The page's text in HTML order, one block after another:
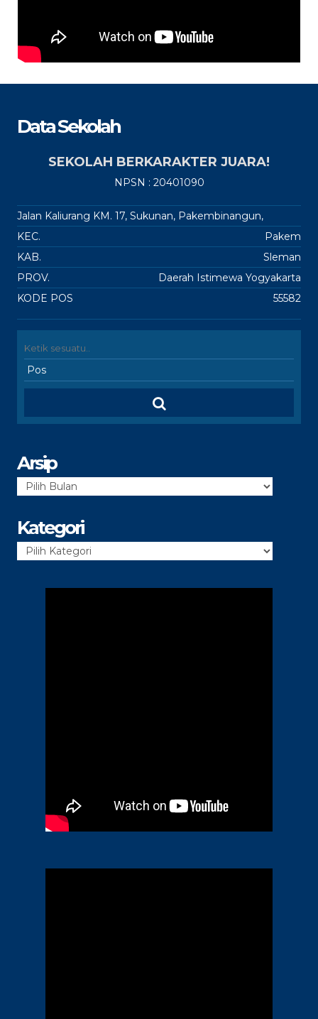
Data Sekolah
SEKOLAH BERKARAKTER JUARA!
NPSN : 20401090
Jalan Kaliurang KM. 17, Sukunan, Pakembinangun,
KEC.
Pakem
KAB.
Sleman
PROV.
Daerah Istimewa Yogyakarta
KODE POS
55582
Arsip
Arsip
Kategori
Kategori